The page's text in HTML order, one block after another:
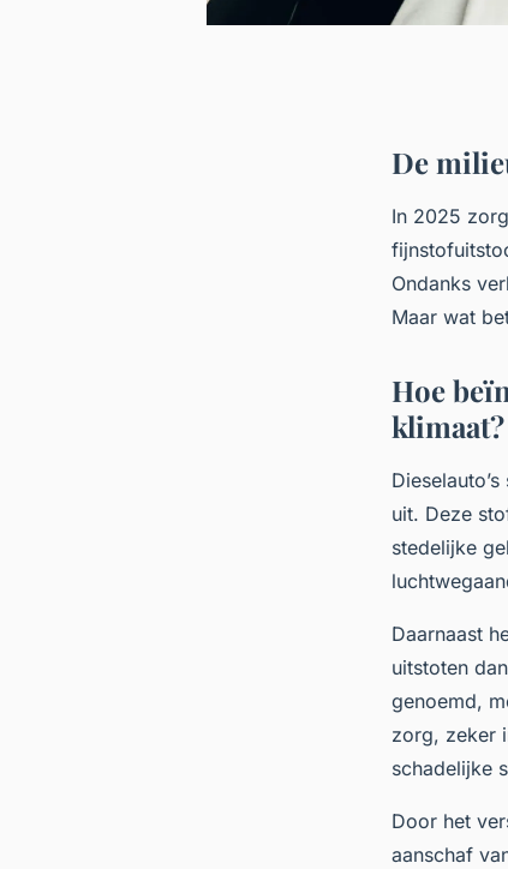
De
In 2025
Ondanks
Maar wat
Hoe
klimaat?
uit. Deze
stedelijke
Daarnaast
uitstoten
genoemd,
zorg, zeker
schadelijke
Door het
aanschaf